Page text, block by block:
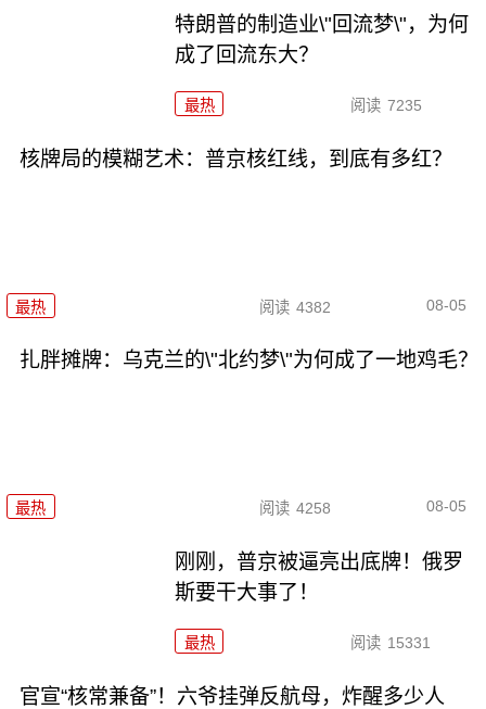
特朗普的制造业\"回流梦\"，为何
成了回流东大？
最热 阅读 7235
核牌局的模糊艺术：普京核红线，到底有多红？
最热 阅读 4382 08-05
扎胖摊牌：乌克兰的\"北约梦\"为何成了一地鸡毛？
最热 阅读 4258 08-05
刚刚，普京被逼亮出底牌！俄罗
斯要干大事了！
最热 阅读 15331
官宣“核常兼备”！六爷挂弹反航母，炸醒多少人